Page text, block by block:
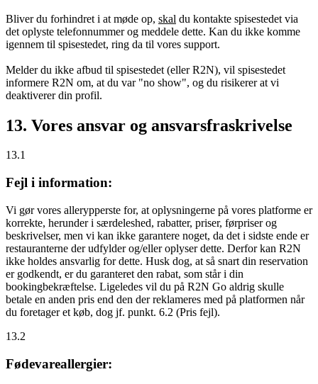
Bliver du forhindret i at møde op, skal du kontakte spisestedet via
det oplyste telefonnummer og meddele dette. Kan du ikke komme
igennem til spisestedet, ring da til vores support.
Melder du ikke afbud til spisestedet (eller R2N), vil spisestedet
informere R2N om, at du var "no show", og du risikerer at vi
deaktiverer din profil.
13. Vores ansvar og ansvarsfraskrivelse
13.1
Fejl i information:
Vi gør vores allerypperste for, at oplysningerne på vores platforme er
korrekte, herunder i særdeleshed, rabatter, priser, førpriser og
beskrivelser, men vi kan ikke garantere noget, da det i sidste ende er
restauranterne der udfylder og/eller oplyser dette. Derfor kan R2N
ikke holdes ansvarlig for dette. Husk dog, at så snart din reservation
er godkendt, er du garanteret den rabat, som står i din
bookingbekræftelse. Ligeledes vil du på R2N Go aldrig skulle
betale en anden pris end den der reklameres med på platformen når
du foretager et køb, dog jf. punkt. 6.2 (Pris fejl).
13.2
Fødevareallergier: